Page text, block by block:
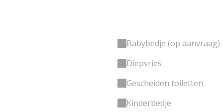
Babybedje (op aanvraag)
Diepvries
Gescheiden toiletten
Kinderbedje